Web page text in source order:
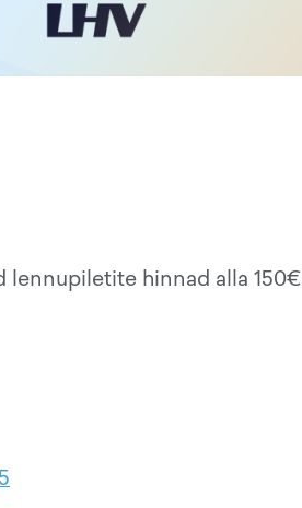
lennupiletite hinnad alla 150€